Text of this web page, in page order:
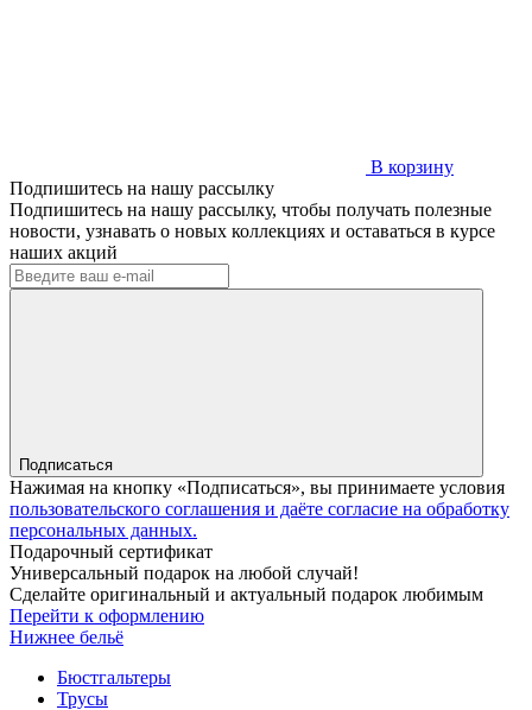
В корзину
Подпишитесь на нашу рассылку
Подпишитесь на нашу рассылку, чтобы получать полезные
новости, узнавать о новых коллекциях и оставаться в курсе
наших акций
Подписаться
Нажимая на кнопку «Подписаться», вы принимаете условия
пользовательского соглашения и даёте согласие на обработку
персональных данных.
Подарочный сертификат
Универсальный подарок на любой случай!
Сделайте оригинальный и актуальный подарок любимым
Перейти к оформлению
Нижнее бельё
Бюстгальтеры
Трусы